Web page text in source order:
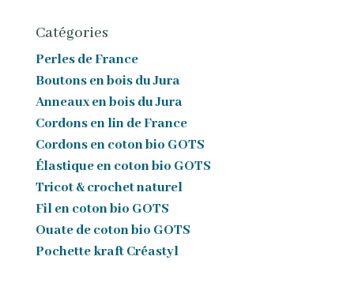
Catégories
Perles de France
Boutons en bois du Jura
Anneaux en bois du Jura
Cordons en lin de France
Cordons en coton bio GOTS
Élastique en coton bio GOTS
Tricot & crochet naturel
Fil en coton bio GOTS
Ouate de coton bio GOTS
Pochette kraft Créastyl